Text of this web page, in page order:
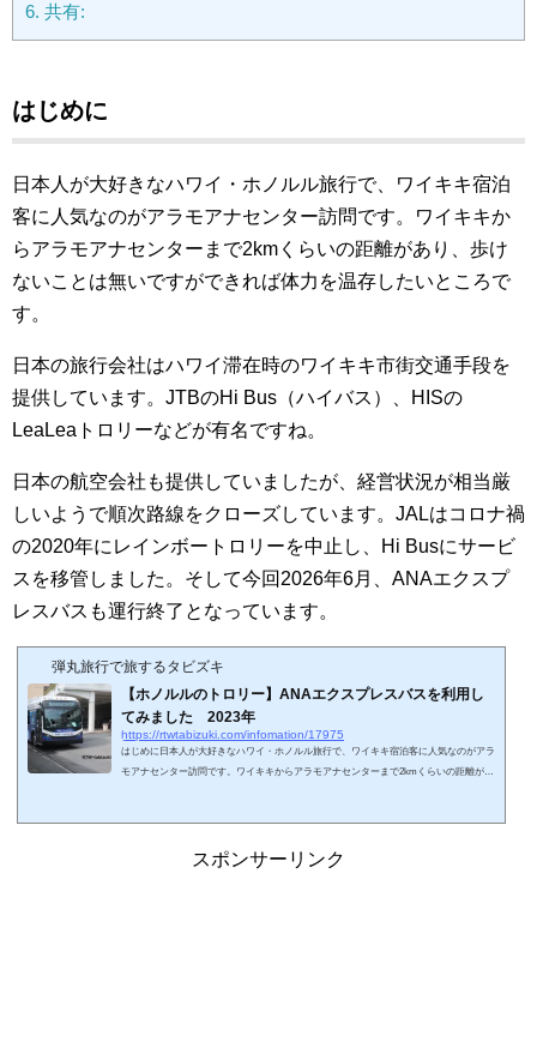
6. 共有:
はじめに
日本人が大好きなハワイ・ホノルル旅行で、ワイキキ宿泊
客に人気なのがアラモアナセンター訪問です。ワイキキか
らアラモアナセンターまで2kmくらいの距離があり、歩け
ないことは無いですができれば体力を温存したいところで
す。
日本の旅行会社はハワイ滞在時のワイキキ市街交通手段を
提供しています。JTBのHi Bus（ハイバス）、HISの
LeaLeaトロリーなどが有名ですね。
日本の航空会社も提供していましたが、経営状況が相当厳
しいようで順次路線をクローズしています。JALはコロナ禍
の2020年にレインボートロリーを中止し、Hi Busにサービ
スを移管しました。そして今回2026年6月、ANAエクスプ
レスバスも運行終了となっています。
弾丸旅行で旅するタビズキ
【ホノルルのトロリー】ANAエクスプレスバスを利用し
てみました 2023年
https://rtwtabizuki.com/infomation/17975
はじめに日本人が大好きなハワイ・ホノルル旅行で、ワイキキ宿泊客に人気なのがアラ
モアナセンター訪問です。ワイキキからアラモアナセンターまで2kmくらいの距離があ
スは2026年5月末に運用終了が発表されています。代替サービスはワイキキトロリー・
スポンサーリンク